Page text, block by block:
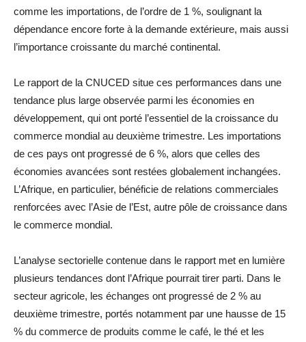
comme les importations, de l’ordre de 1 %, soulignant la
dépendance encore forte à la demande extérieure, mais aussi
l’importance croissante du marché continental.
Le rapport de la CNUCED situe ces performances dans une
tendance plus large observée parmi les économies en
développement, qui ont porté l’essentiel de la croissance du
commerce mondial au deuxième trimestre. Les importations
de ces pays ont progressé de 6 %, alors que celles des
économies avancées sont restées globalement inchangées.
L’Afrique, en particulier, bénéficie de relations commerciales
renforcées avec l’Asie de l’Est, autre pôle de croissance dans
le commerce mondial.
L’analyse sectorielle contenue dans le rapport met en lumière
plusieurs tendances dont l’Afrique pourrait tirer parti. Dans le
secteur agricole, les échanges ont progressé de 2 % au
deuxième trimestre, portés notamment par une hausse de 15
% du commerce de produits comme le café, le thé et les